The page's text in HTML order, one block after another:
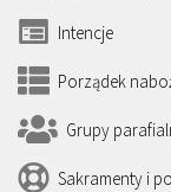
Intencje
Porządek
Grupy
Sakramenty i